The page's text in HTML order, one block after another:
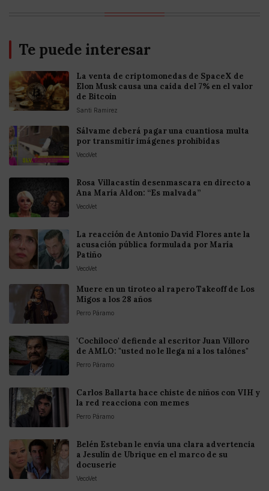
Te puede interesar
La venta de criptomonedas de SpaceX de
Elon Musk causa una caída del 7% en el valor
de Bitcoin
Santi Ramirez
Sálvame deberá pagar una cuantiosa multa
por transmitir imágenes prohibidas
VecoVet
Rosa Villacastín desenmascara en directo a
Ana María Aldon: “Es malvada”
VecoVet
La reacción de Antonio David Flores ante la
acusación pública formulada por María
Patiño
VecoVet
Muere en un tiroteo al rapero Takeoff de Los
Migos a los 28 años
Perro Páramo
'Cochiloco' defiende al escritor Juan Villoro
de AMLO: "usted no le llega ni a los talónes"
Perro Páramo
Carlos Ballarta hace chiste de niños con VIH y
la red reacciona con memes
Perro Páramo
Belén Esteban le envía una clara advertencia
a Jesulín de Ubrique en el marco de su
docuserie
VecoVet